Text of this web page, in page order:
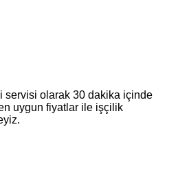
servisi olarak 30 dakika içinde
uygun fiyatlar ile işçilik